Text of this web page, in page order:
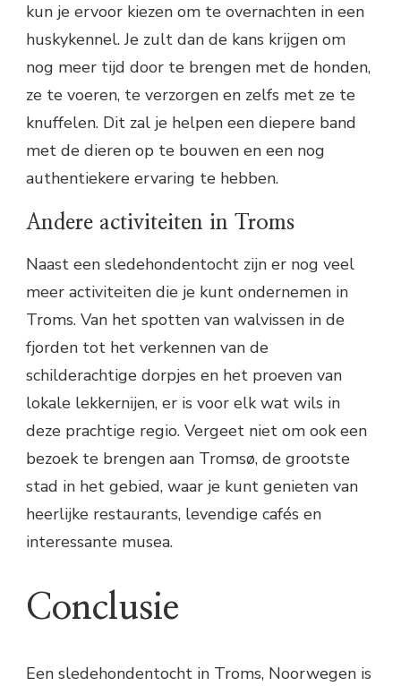
kun je ervoor kiezen om te overnachten in een
huskykennel. Je zult dan de kans krijgen om
nog meer tijd door te brengen met de honden,
ze te voeren, te verzorgen en zelfs met ze te
knuffelen. Dit zal je helpen een diepere band
met de dieren op te bouwen en een nog
authentiekere ervaring te hebben.
Andere activiteiten in Troms
Naast een sledehondentocht zijn er nog veel
meer activiteiten die je kunt ondernemen in
Troms. Van het spotten van walvissen in de
fjorden tot het verkennen van de
schilderachtige dorpjes en het proeven van
lokale lekkernijen, er is voor elk wat wils in
deze prachtige regio. Vergeet niet om ook een
bezoek te brengen aan Tromsø, de grootste
stad in het gebied, waar je kunt genieten van
heerlijke restaurants, levendige cafés en
interessante musea.
Conclusie
Een sledehondentocht in Troms, Noorwegen is